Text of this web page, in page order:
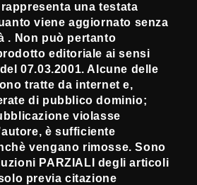
una testata
viene aggiornato senza
. Non può pertanto
editoriale ai sensi
07.03.2001. Alcune delle
tratte da internet e,
di pubblico dominio;
violasse
è sufficiente
vengano rimosse. Sono
PARZIALI degli articoli
previa citazione